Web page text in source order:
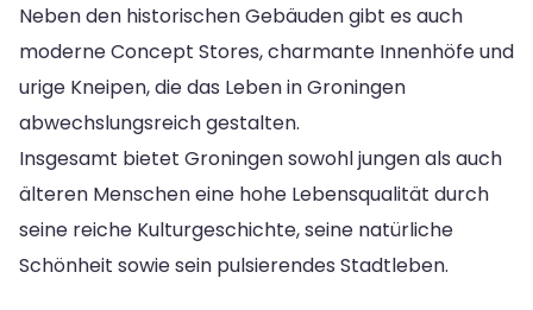
Neben den historischen Gebäuden gibt es auch
moderne Concept Stores, charmante Innenhöfe und
urige Kneipen, die das Leben in Groningen
abwechslungsreich gestalten.
Insgesamt bietet Groningen sowohl jungen als auch
älteren Menschen eine hohe Lebensqualität durch
seine reiche Kulturgeschichte, seine natürliche
Schönheit sowie sein pulsierendes Stadtleben.